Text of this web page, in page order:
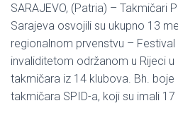
SARAJEVO, (Patria) – Takmičari
Sarajeva osvojili su ukupno 13
regionalnom prvenstvu –
invaliditetom održanom u Rijeci u
takmičara iz 14 klubova. Bh.
takmičara SPID-a, koji su imali 17